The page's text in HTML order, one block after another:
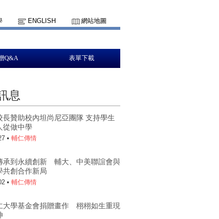
ENGLISH 網站地圖
Q&A 表單下載
息
長贊助校內坦尚尼亞團隊 支持學生
從做中學
• 輔仁傳情
承到永續創新 輔大、中美聯誼會與
共創合作新局
• 輔仁傳情
大學基金會捐贈畫作 栩栩如生重現